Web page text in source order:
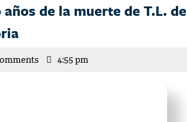
de la muerte de T.L. de
400
4:55 pm